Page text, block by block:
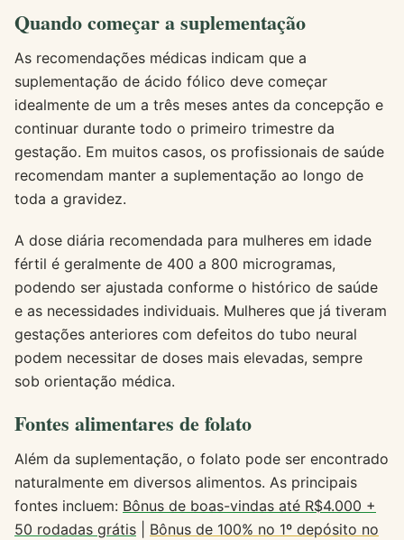
Quando começar a suplementação
As recomendações médicas indicam que a
suplementação de ácido fólico deve começar
idealmente de um a três meses antes da concepção e
continuar durante todo o primeiro trimestre da
gestação. Em muitos casos, os profissionais de saúde
recomendam manter a suplementação ao longo de
toda a gravidez.
A dose diária recomendada para mulheres em idade
fértil é geralmente de 400 a 800 microgramas,
podendo ser ajustada conforme o histórico de saúde
e as necessidades individuais. Mulheres que já tiveram
gestações anteriores com defeitos do tubo neural
podem necessitar de doses mais elevadas, sempre
sob orientação médica.
Fontes alimentares de folato
Além da suplementação, o folato pode ser encontrado
naturalmente em diversos alimentos. As principais
fontes incluem: Bônus de boas-vindas até R$4.000 +
50 rodadas grátis
Bônus de 100% no 1º depósito no